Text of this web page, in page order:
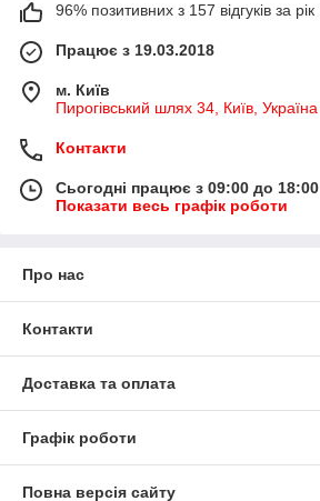
96% позитивних з 157 відгуків за рік
Працює з 19.03.2018
м. Київ
Пирогівський шлях 34, Київ, Україна
Контакти
Сьогодні працює з 09:00 до 18:00
Показати весь графік роботи
Про нас
Контакти
Доставка та оплата
Графік роботи
Повна версія сайту